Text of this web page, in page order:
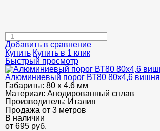
Добавить в сравнение
Купить Купить в 1 клик
Быстрый просмотр
Алюминиевый порог ВТ80 80х4,6 вишня
Габариты: 80 х 4.6 мм
Материал: Анодированный сплав
Производитель: Италия
Продажа от 3 метров
В наличии
от 695 руб.